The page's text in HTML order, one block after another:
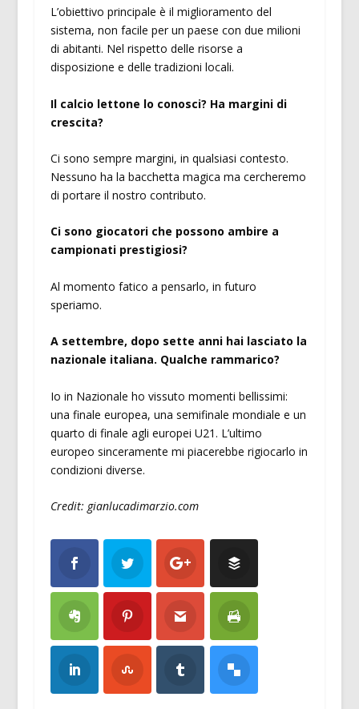
L’obiettivo principale è il miglioramento del
sistema, non facile per un paese con due milioni
di abitanti. Nel rispetto delle risorse a
disposizione e delle tradizioni locali.
Il calcio lettone lo conosci? Ha margini di
crescita?
Ci sono sempre margini, in qualsiasi contesto.
Nessuno ha la bacchetta magica ma cercheremo
di portare il nostro contributo.
Ci sono giocatori che possono ambire a
campionati prestigiosi?
Al momento fatico a pensarlo, in futuro
speriamo.
A settembre, dopo sette anni hai lasciato la
nazionale italiana. Qualche rammarico?
Io in Nazionale ho vissuto momenti bellissimi:
una finale europea, una semifinale mondiale e un
quarto di finale agli europei U21. L’ultimo
europeo sinceramente mi piacerebbe rigiocarlo in
condizioni diverse.
Credit: gianlucadimarzio.com